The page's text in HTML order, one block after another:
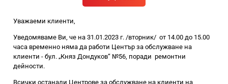
Уважаеми клиенти,
Уведомяваме Ви, че на 31.01.2023 г. /вторник/ от 14.00 до 15.00
часа временно няма да работи Център за обслужване на
клиенти - бул. „Княз Дондуков“ №56, поради ремонтни
дейности.
Всички останали Центрове за обслужване на клиенти на